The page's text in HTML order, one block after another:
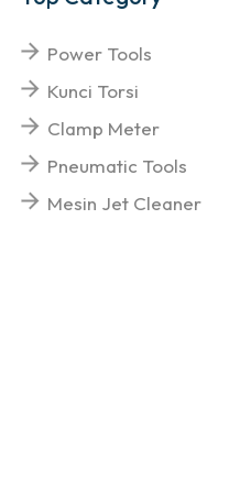
Power Tools
Kunci Torsi
Clamp Meter
Pneumatic Tools
Mesin Jet Cleaner